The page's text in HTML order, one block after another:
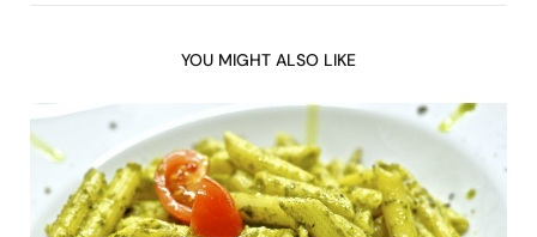
YOU MIGHT ALSO LIKE